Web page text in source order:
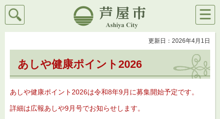
芦屋市
検索
メニ
ュー
更新日：2026年4月1日
あしや健康ポイント2026
あしや健康ポイント2026は令和8年9月に募集開始予定です。
詳細は広報あしや9月号でお知らせします。